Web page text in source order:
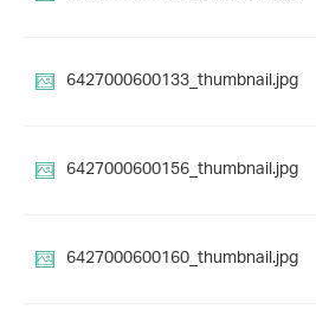
6427000600133_thumbnail.jpg
6427000600156_thumbnail.jpg
6427000600160_thumbnail.jpg